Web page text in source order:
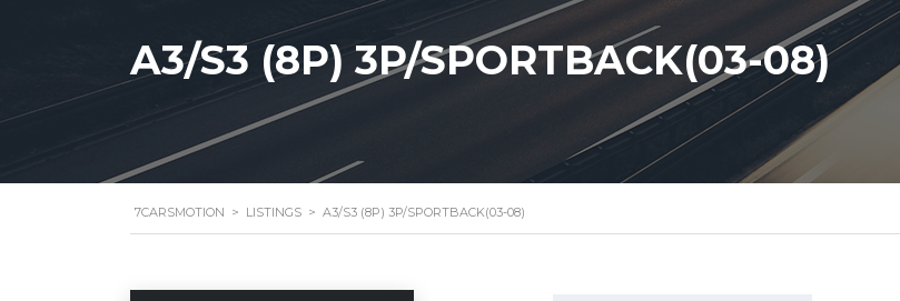
A3/S3 (8P) 3P/SPORTBACK(03-08)
7CARSMOTION > LISTINGS > A3/S3 (8P) 3P/SPORTBACK(03-08)